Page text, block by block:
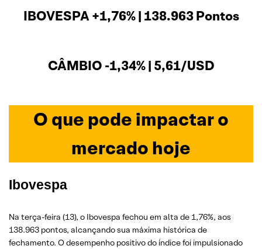
IBOVESPA +1,76% | 138.963 Pontos
CÂMBIO -1,34% | 5,61/USD
O que pode impactar o
mercado hoje
Ibovespa
Na terça-feira (13), o Ibovespa fechou em alta de 1,76%, aos
138.963 pontos, alcançando sua máxima histórica de
fechamento. O desempenho positivo do índice foi impulsionado